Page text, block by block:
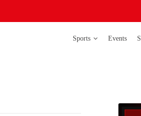
Sports Events